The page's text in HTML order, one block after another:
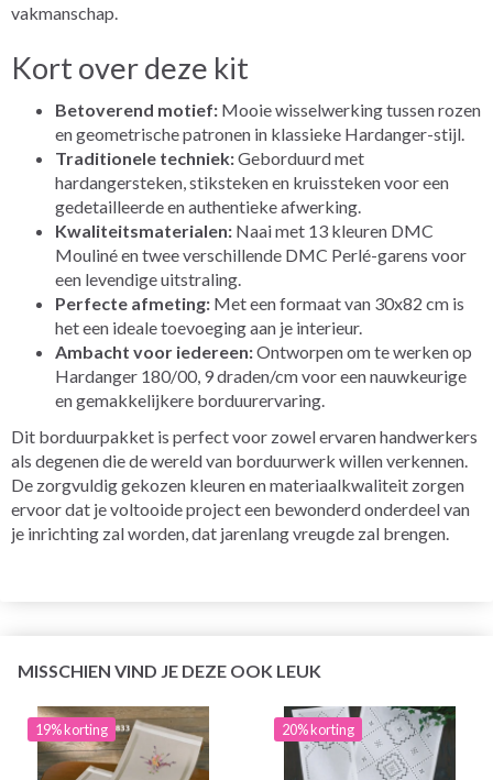
vakmanschap.
Kort over deze kit
Betoverend motief: Mooie wisselwerking tussen rozen
en geometrische patronen in klassieke Hardanger-stijl.
Traditionele techniek:Geborduurd met
hardangersteken, stiksteken en kruissteken voor een
gedetailleerde en authentieke afwerking.
Kwaliteitsmaterialen: Naai met 13 kleuren DMC
Mouliné en twee verschillende DMC Perlé-garens voor
een levendige uitstraling.
Perfecte afmeting: Met een formaat van 30x82 cm is
het een ideale toevoeging aan je interieur.
Ambacht voor iedereen:Ontworpen om te werken op
Hardanger 180/00, 9 draden/cm voor een nauwkeurige
en gemakkelijkere borduurervaring.
Dit borduurpakket is perfect voor zowel ervaren handwerkers
als degenen die de wereld van borduurwerk willen verkennen.
De zorgvuldig gekozen kleuren en materiaalkwaliteit zorgen
ervoor dat je voltooide project een bewonderd onderdeel van
je inrichting zal worden, dat jarenlang vreugde zal brengen.
MISSCHIEN VIND JE DEZE OOK LEUK
19% korting 20% korting